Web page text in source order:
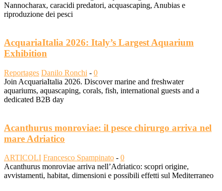
Nannocharax, caracidi predatori, acquascaping, Anubias e
riproduzione dei pesci
AcquariaItalia 2026: Italy’s Largest Aquarium
Exhibition
Reportages Danilo Ronchi - 0
Join AcquariaItalia 2026. Discover marine and freshwater
aquariums, aquascaping, corals, fish, international guests and a
dedicated B2B day
Acanthurus monroviae: il pesce chirurgo arriva nel
mare Adriatico
ARTICOLI Francesco Spampinato - 0
Acanthurus monroviae arriva nell’Adriatico: scopri origine,
avvistamenti, habitat, dimensioni e possibili effetti sul Mediterraneo